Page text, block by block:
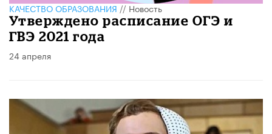
КАЧЕСТВО ОБРАЗОВАНИЯ//Новость
Утверждено расписание ОГЭ и
ГВЭ 2021 года
24 апреля